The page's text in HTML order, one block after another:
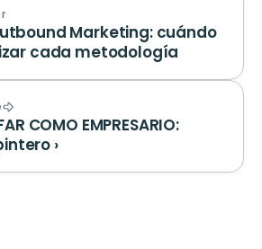
Marketing: cuándo
cada metodología
COMO EMPRESARIO:
›